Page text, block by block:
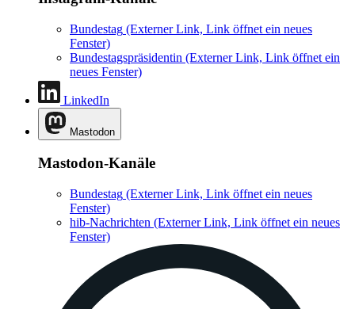
Bundestag (Externer Link, Link öffnet ein neues
Fenster)
Bundestagspräsidentin (Externer Link, Link öffnet ein
neues Fenster)
LinkedIn
Mastodon
Mastodon-Kanäle
Bundestag (Externer Link, Link öffnet ein neues
Fenster)
hib-Nachrichten (Externer Link, Link öffnet ein neues
Fenster)